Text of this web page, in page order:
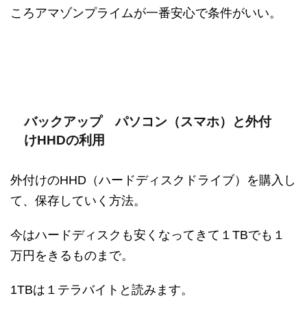
ころアマゾンプライムが一番安心で条件がいい。
バックアップ パソコン（スマホ）と外付
けHHDの利用
外付けのHHD（ハードディスクドライブ）を購入し
て、保存していく方法。
今はハードディスクも安くなってきて１TBでも１
万円をきるものまで。
1TBは１テラバイトと読みます。